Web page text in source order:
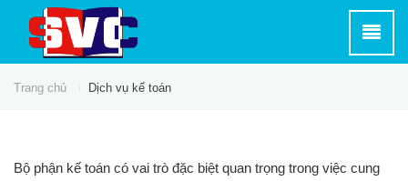
Trang chủ Dịch vụ kế toán
Bộ phận kế toán có vai trò đặc biệt quan trọng trong việc cung